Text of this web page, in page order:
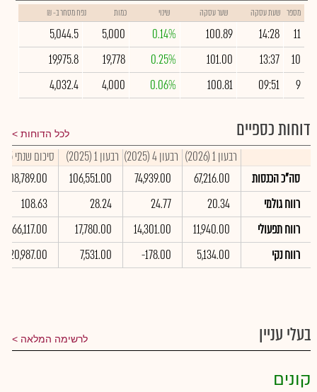
מספר שעת עסקה שער עסקה שינוי כמות נפח מסחר ב- ₪
11
14:28
100.89
0.14%
5,000
5,044.5
10
13:37
101.00
0.25%
19,778
19,975.8
9
09:51
100.81
0.06%
4,000
4,032.4
דוחות כספיים לכל הדוחות
רבעון 1 (2026) רבעון 4 (2025) רבעון 1 (2025)
סיכום שנתי 2025
סה"כ הכנסות
67,216.00
74,939.00
106,551.00
408,789.00
רווח גולמי
20.34
24.77
28.24
108.63
רווח תפעולי
11,940.00
14,301.00
17,780.00
66,117.00
רווח נקי
5,134.00
-178.00
7,531.00
20,987.00
בעלי עניין לרשימה המלאה
קונים